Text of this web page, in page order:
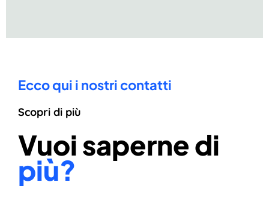
Ecco qui i nostri contatti
Scopri di più
Vuoi saperne di
più?